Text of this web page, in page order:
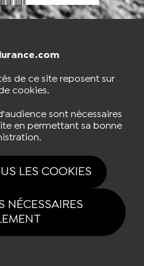
de ce site reposent sur
de cookies.
sont nécessaires
en permettant sa bonne
LES COOKIES
NÉCESSAIRES
BOUTIQUE
SUIVRE
2026 |
des cookies